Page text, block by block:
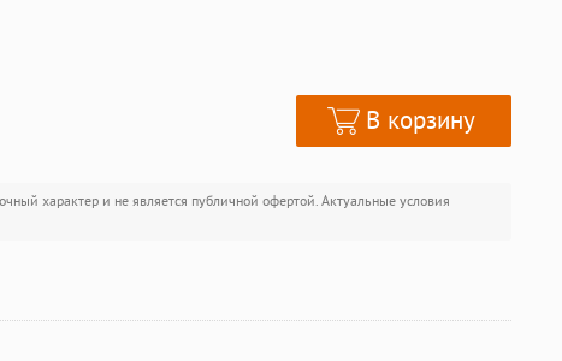
В корзину
характер и не является публичной офертой. Актуальные условия